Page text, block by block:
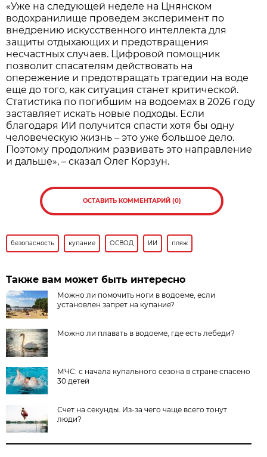
«Уже на следующей неделе на Цнянском
водохранилище проведем эксперимент по
внедрению искусственного интеллекта для
защиты отдыхающих и предотвращения
несчастных случаев. Цифровой помощник
позволит спасателям действовать на
опережение и предотвращать трагедии на воде
еще до того, как ситуация станет критической.
Статистика по погибшим на водоемах в 2026 году
заставляет искать новые подходы. Если
благодаря ИИ получится спасти хотя бы одну
человеческую жизнь – это уже большое дело.
Поэтому продолжим развивать это направление
и дальше», – сказал Олег Корзун.
ОСТАВИТЬ КОММЕНТАРИЙ (0)
безопасность купание ОСВОД ИИ пляж
Также вам может быть интересно
Можно ли помочить ноги в водоеме, если
установлен запрет на купание?
Можно ли плавать в водоеме, где есть лебеди?
МЧС: с начала купального сезона в стране спасено
30 детей
Счет на секунды. Из-за чего чаще всего тонут
люди?